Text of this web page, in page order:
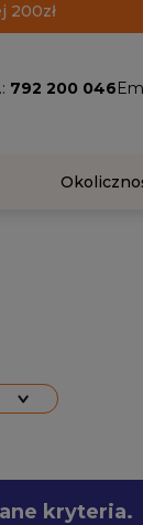
200zł
792 200 046
kryteria.